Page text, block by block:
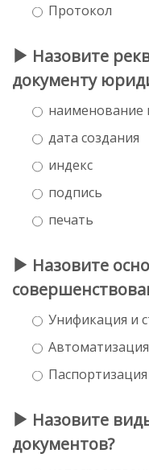
Протокол
Назовите
документу
наименование
дата создания
индекс
подпись
печать
Назовите
Унификация и
Автоматизация
Паспортизация
Назовите
документов?